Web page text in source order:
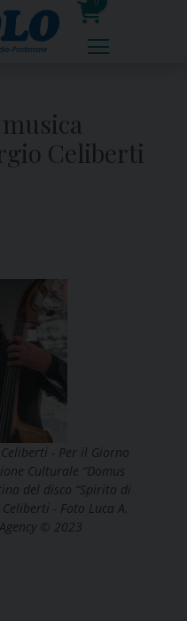
0
prodotti
Celiberti
- Per il Giorno
Culturale “Domus
del disco “Spirito di
- Foto Luca A.
© 2023